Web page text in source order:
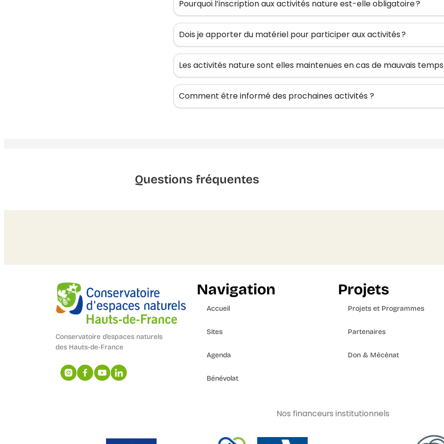
Pourquoi l’inscription aux activités nature est-elle obligatoire ?
Dois je apporter du matériel pour participer aux activités ?
Les activités nature sont elles maintenues en cas de mauvais temps
Comment être informé des prochaines activités ?
Questions fréquentes
Conservatoire d’espaces naturels
des Hauts-de-France
Navigation
Accueil
Sites
Agenda
Bénévolat
Projets
Projets et Programmes
Partenaires
Don & Mécénat
Nos financeurs institutionnels